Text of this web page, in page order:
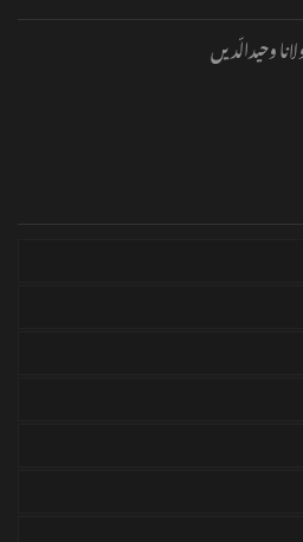
وحیدالّدیں